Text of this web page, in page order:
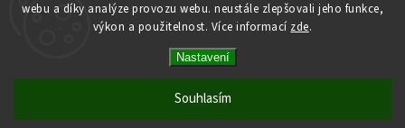
webu a díky analýze provozu webu. neustále zlepšovali jeho funkce,
výkon a použitelnost. Více informací zde.
Nastavení
Souhlasím
Dům dlouhověkosti
Upravit nastavení cookies
VytvořilShoptet | Design